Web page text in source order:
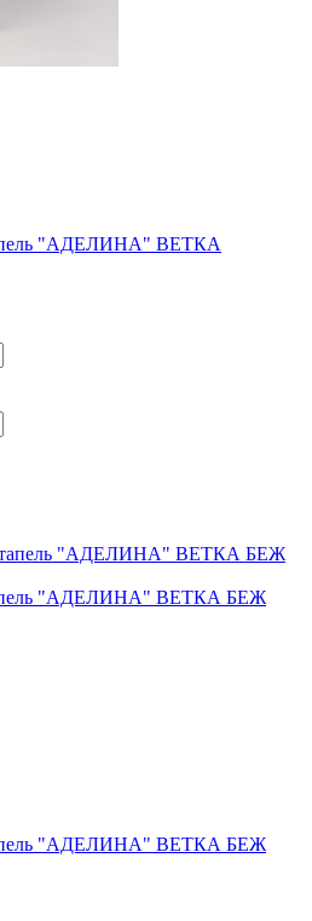
"АДЕЛИНА" ВЕТКА
"АДЕЛИНА" ВЕТКА БЕЖ
"АДЕЛИНА" ВЕТКА БЕЖ